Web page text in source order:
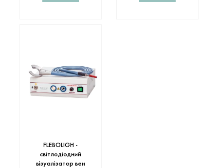
FLEBOLIGH -
світлодіодний
візуалізатор вен